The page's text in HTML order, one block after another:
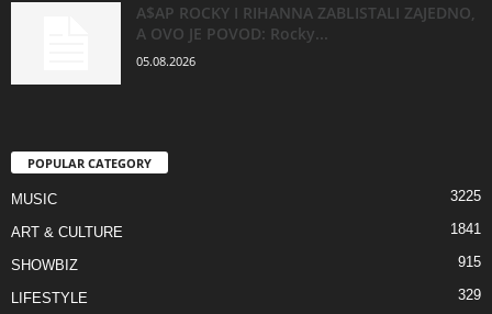
A$AP ROCKY I RIHANNA ZABLISTALI ZAJEDNO,
A OVO JE POVOD: Rocky...
05.08.2026
POPULAR CATEGORY
MUSIC 3225
ART & CULTURE 1841
SHOWBIZ 915
LIFESTYLE 329